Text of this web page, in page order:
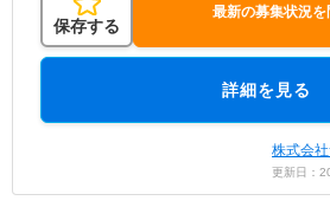
保存する
最新の募集状況
詳細を見る
株式会
更新日：